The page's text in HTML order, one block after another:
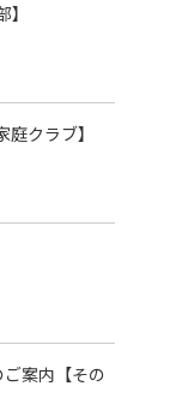
クラブ】
案内【その